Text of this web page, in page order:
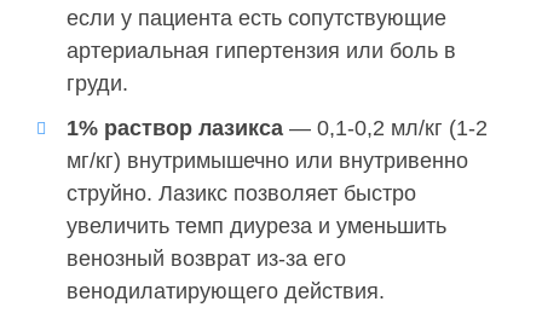
если у пациента есть сопутствующие
артериальная гипертензия или боль в
груди.
1% раствор лазикса — 0,1-0,2 мл/кг (1-2
мг/кг) внутримышечно или внутривенно
струйно. Лазикс позволяет быстро
увеличить темп диуреза и уменьшить
венозный возврат из-за его
венодилатирующего действия.